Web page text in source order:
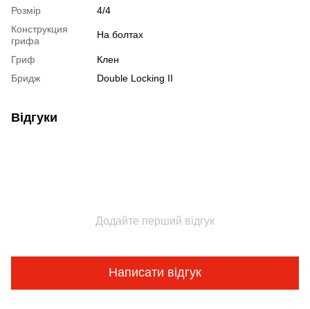
Розмір
4/4
Конструкция
грифа
На болтах
Гриф
Клен
Бридж
Double Locking II
Відгуки
Додайте перший відгук
Написати відгук